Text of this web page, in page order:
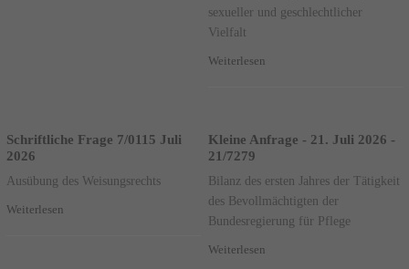
sexueller und geschlechtlicher
Vielfalt
Weiterlesen
Schriftliche Frage 7/0115 Juli
2026
Ausübung des Weisungsrechts
Weiterlesen
Kleine Anfrage - 21. Juli 2026 -
21/7279
Bilanz des ersten Jahres der Tätigkeit
des Bevollmächtigten der
Bundesregierung für Pflege
Weiterlesen